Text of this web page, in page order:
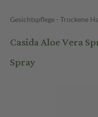
Gesichtspflege - Trockene
Casida Aloe Vera
Spray